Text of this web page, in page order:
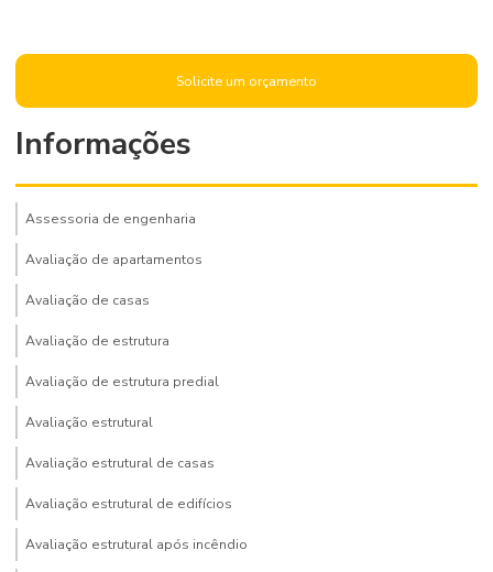
Solicite um orçamento
Informações
Assessoria de engenharia
Avaliação de apartamentos
Avaliação de casas
Avaliação de estrutura
Avaliação de estrutura predial
Avaliação estrutural
Avaliação estrutural de casas
Avaliação estrutural de edifícios
Avaliação estrutural após incêndio